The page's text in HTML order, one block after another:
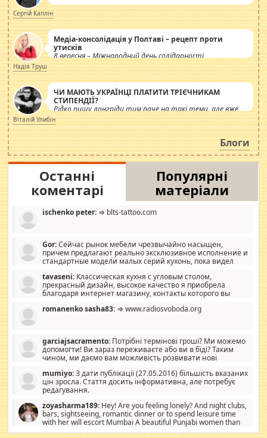
Сергій Каплін
Медіа-консолідація у Полтаві – рецепт проти
утисків
8 вересня – Міжнародний день солідарності
журналістів.
Надія Труш
ЧИ МАЮТЬ УКРАЇНЦІ ПЛАТИТИ ТРІЄЧНИКАМ
СТИПЕНДІЇ?
Рідко пишу лонгріди тим паче на такі теми, але вже
просто дістало! Обурюють сьогоднішні інсенуації
навколо стипендіального питання. Штучно
роздувається ще одна соціальна катастрофа.
Віталій Улибін
Блоги
Останні
коментарі
Популярні
матеріали
ischenko peter: ⇒ blts-tattoo.com
Gor:Сейчас рынок мебели чрезвычайно насыщен,
причем предлагают реально эксклюзивное исполнение и
стандартные модели малых серий кухонь, пока видел
стандартные формы, в MebelOk, креативненько и что главное -
со вкусом все в порядке, без ненужных наворотов удорожающих
мебель, а это не последний фактор.
tavaseni: Классическая кухня с угловым столом,
прекрасный дизайн, высокое качество я приобрела
благодаря интернет магазину, контакты которого вы
romanenko sasha83: ⇒ www.radiosvoboda.org
garciajsacramento: Потрібні термінові гроші? Ми можемо
допомогти! Ви зараз переживаєте або ви в біді? Таким
чином, ми даємо вам можливість розвивати нові
допомагати людям, які намагаються дати їм шанс. Кожен
заслуговує на другий шанс, і, оскільки влада не зможе, вони
повинні приймати від інших. Для нас нема багато суми, і зрілість
витрат, а тільки узгоджених сум і нічого іншого. Не чекайте і не
коментуйте цей пост. Введіть суму, яку ви хочете подати, і ми
зв'яжемося з вами з усіма варіантами. зв'яжіться з нами
сьогодні на garciajsacramento@gmail.com Вам потрібні термінові
mumiyo:З дати публікації (27.05.2016) більшість вказаних
цін зросла. Стаття досить інформативна, але потребує
редагування.
zoyasharma189: Hey! Are you feeling lonely? And night clubs,
bars, sightseeing, romantic dinner or to spend leisure time
with her will escort Mumbai A beautiful Punjabi women than
sexy escort companion in arms that you guys feel like 5 star luxury